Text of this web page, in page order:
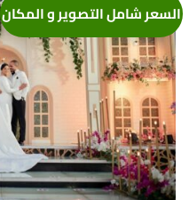
السعر شامل التصوير و المكان